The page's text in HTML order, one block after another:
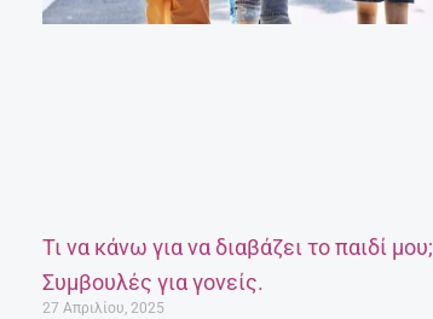
Τι να κάνω για να διαβάζει το παιδί μου;
Συμβουλές για γονείς.
27 Απριλίου, 2025